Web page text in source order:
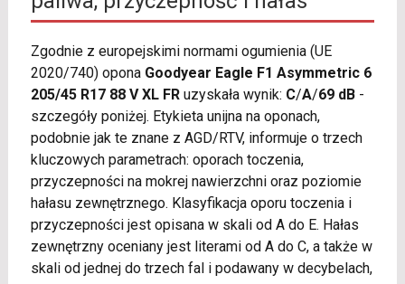
Zgodnie z europejskimi normami ogumienia (UE
2020/740) opona Goodyear Eagle F1 Asymmetric 6
205/45 R17 88 V XL FRuzyskała wynik: C/A/69 dB-
szczegóły poniżej. Etykieta unijna na oponach,
podobnie jak te znane z AGD/RTV, informuje o trzech
kluczowych parametrach: oporach toczenia,
przyczepności na mokrej nawierzchni oraz poziomie
hałasu zewnętrznego. Klasyfikacja oporu toczenia i
przyczepności jest opisana w skali od A do E. Hałas
zewnętrzny oceniany jest literami od A do C, a także w
skali od jednej do trzech fal i podawany w decybelach,